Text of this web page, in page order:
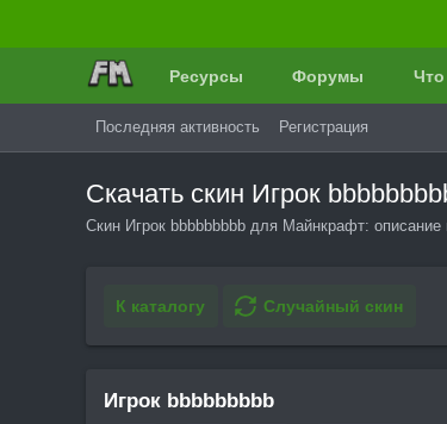
Ресурсы Форумы
Последняя активность Регистрация
Скачать скин Игрок
Скин Игрок bbbbbbbbb для Майнкрафт: описание
К каталогу Случайный скин
Игрок bbbbbbbbb